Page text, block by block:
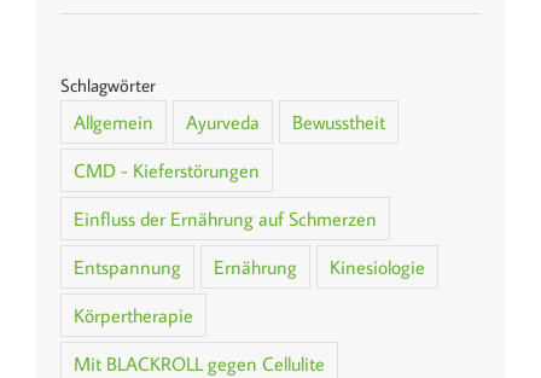
Schlagwörter
Allgemein Ayurveda
Bewusstheit
CMD - Kieferstörungen
Einfluss der Ernährung auf Schmerzen
Entspannung
Ernährung
Kinesiologie
Körpertherapie
Mit BLACKROLL gegen Cellulite